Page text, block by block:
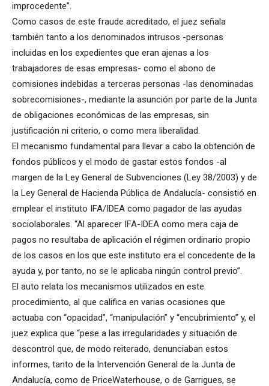
improcedente”.
Como casos de este fraude acreditado, el juez señala
también tanto a los denominados intrusos -personas
incluidas en los expedientes que eran ajenas a los
trabajadores de esas empresas- como el abono de
comisiones indebidas a terceras personas -las denominadas
sobrecomisiones-, mediante la asunción por parte de la Junta
de obligaciones económicas de las empresas, sin
justificación ni criterio, o como mera liberalidad.
El mecanismo fundamental para llevar a cabo la obtención de
fondos públicos y el modo de gastar estos fondos -al
margen de la Ley General de Subvenciones (Ley 38/2003) y de
la Ley General de Hacienda Pública de Andalucía- consistió en
emplear el instituto IFA/IDEA como pagador de las ayudas
sociolaborales. “Al aparecer IFA-IDEA como mera caja de
pagos no resultaba de aplicación el régimen ordinario propio
de los casos en los que este instituto era el concedente de la
ayuda y, por tanto, no se le aplicaba ningún control previo”.
El auto relata los mecanismos utilizados en este
procedimiento, al que califica en varias ocasiones que
actuaba con “opacidad”, “manipulación” y “encubrimiento” y, el
juez explica que “pese a las irregularidades y situación de
descontrol que, de modo reiterado, denunciaban estos
informes, tanto de la Intervención General de la Junta de
Andalucía, como de PriceWaterhouse, o de Garrigues, se